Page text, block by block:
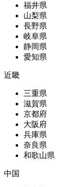
福井県
山梨県
長野県
岐阜県
静岡県
愛知県
近畿
三重県
滋賀県
京都府
大阪府
兵庫県
奈良県
和歌山県
中国